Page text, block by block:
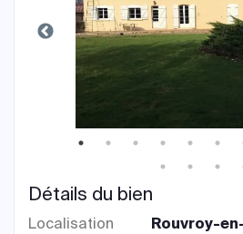
Détails du bien
Localisation
Rouvroy-